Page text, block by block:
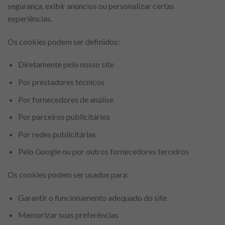
segurança, exibir anúncios ou personalizar certas
experiências.
Os cookies podem ser definidos:
Diretamente pelo nosso site
Por prestadores técnicos
Por fornecedores de análise
Por parceiros publicitários
Por redes publicitárias
Pelo Google ou por outros fornecedores terceiros
Os cookies podem ser usados para:
Garantir o funcionamento adequado do site
Memorizar suas preferências